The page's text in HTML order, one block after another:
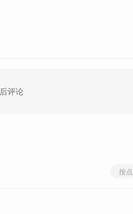
后评论
按